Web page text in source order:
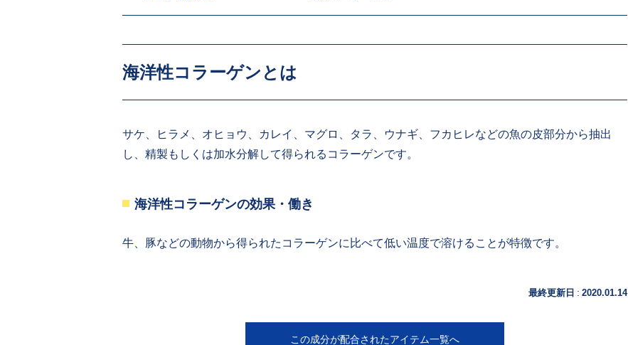
海洋性コラーゲンとは
サケ、ヒラメ、オヒョウ、カレイ、マグロ、タラ、ウナギ、フカヒレなどの魚の皮部分から抽出
し、精製もしくは加水分解して得られるコラーゲンです。
海洋性コラーゲンの効果・働き
牛、豚などの動物から得られたコラーゲンに比べて低い温度で溶けることが特徴です。
最終更新日 : 2020.01.14
この成分が配合されたアイテム一覧へ